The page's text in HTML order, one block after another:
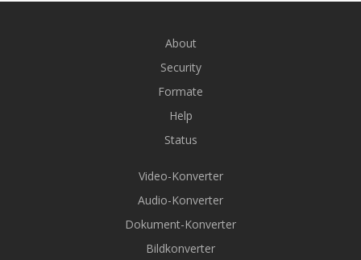
About
Security
Formate
Help
Status
Video-Konverter
Audio-Konverter
Dokument-Konverter
Bildkonverter